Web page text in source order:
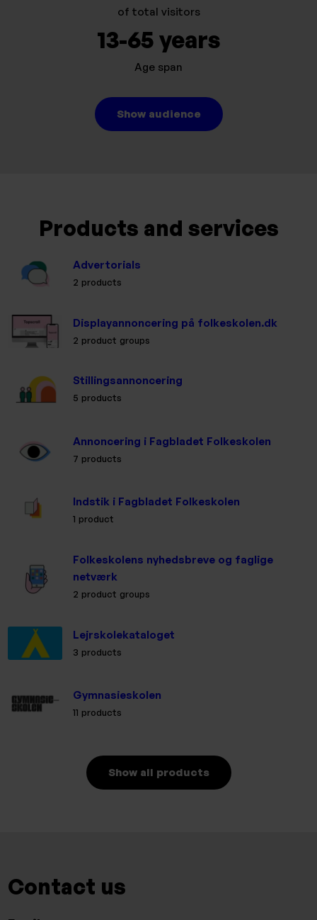
of total visitors
13-65 years
Age span
Show audience
Products and services
Advertorials
2 products
Displayannoncering på folkeskolen.dk
2 product groups
Stillingsannoncering
5 products
Annoncering i Fagbladet Folkeskolen
7 products
Indstik i Fagbladet Folkeskolen
1 product
Folkeskolens nyhedsbreve og faglige
netværk
2 product groups
Lejrskolekataloget
3 products
Gymnasieskolen
11 products
Show all products
Contact us